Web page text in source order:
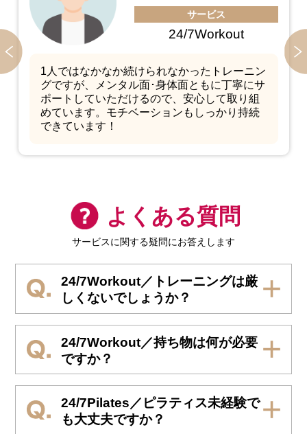
サービス
24/7Pilates
ピラティス初心者のため最初は不安でした
が、丁寧にマンツーマンで教えてくださるの
で、安心して楽しく続けられています。個人
の要望に合わせたレッスンをしていただける
ので満足しています！
よくある質問
サービスに関する疑問にお答えします
24/7Workout／トレーニングは厳
しくないでしょうか？
24/7Workout／持ち物は何が必要
ですか？
24/7Pilates／ピラティス未経験で
も大丈夫ですか？